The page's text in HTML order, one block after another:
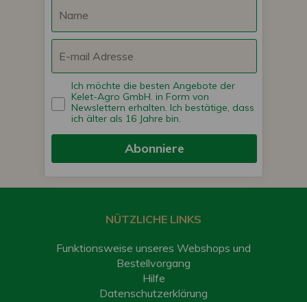
Ich möchte die besten Angebote der
Kelet-Agro GmbH. in Form von
Newslettern erhalten. Ich bestätige, dass
ich älter als 16 Jahre bin.
Abonniere
NÜTZLICHE LINKS
Funktionsweise unseres Webshops und
Bestellvorgang
Hilfe
Datenschutzerklärung